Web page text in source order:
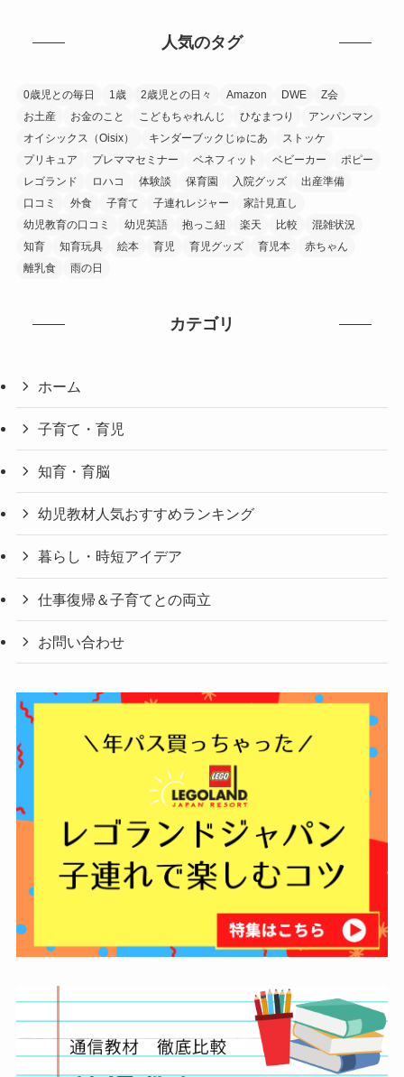
人気のタグ
0歳児との毎日 1歳 2歳児との日々 Amazon DWE
Z会
お土産
お金のこと こどもちゃれんじ ひなまつり
アンパンマン
オイシックス（Oisix）
キンダーブックじゅにあ
ストッケ
プリキュア
プレママセミナー ベネフィット ベビーカー
ポピー
レゴランド
ロハコ 体験談 保育園 入院グッズ
出産準備
口コミ
外食 子育て 子連れレジャー
家計見直し
幼児教育の口コミ
幼児英語 抱っこ紐 楽天 比較
混雑状況
知育
知育玩具 絵本 育児 育児グッズ 育児本
赤ちゃん
離乳食
雨の日
カテゴリ
ホーム
子育て・育児
知育・育脳
幼児教材人気おすすめランキング
暮らし・時短アイデア
仕事復帰＆子育てとの両立
お問い合わせ